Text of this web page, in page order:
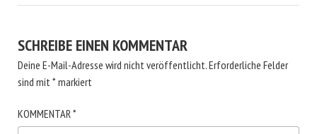
SCHREIBE EINEN KOMMENTAR
Deine E-Mail-Adresse wird nicht veröffentlicht.Erforderliche Felder
sind mit*markiert
KOMMENTAR*